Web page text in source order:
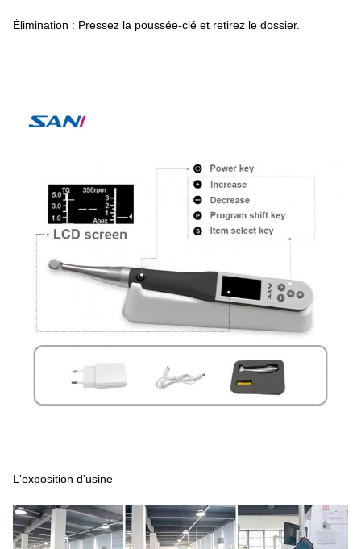
Élimination : Pressez la poussée-clé et retirez le dossier.
L'exposition d'usine